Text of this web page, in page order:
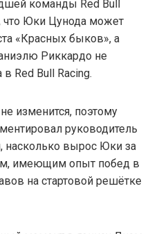
команды Red Bull
Юки Цунода может
«Красных быков», а
Риккардо не
Red Bull Racing.
изменится, поэтому
руководитель
насколько вырос Юки за
имеющим опыт побед в
на стартовой решётке